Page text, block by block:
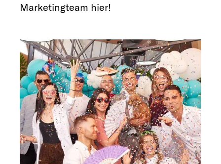
Marketingteam hier!